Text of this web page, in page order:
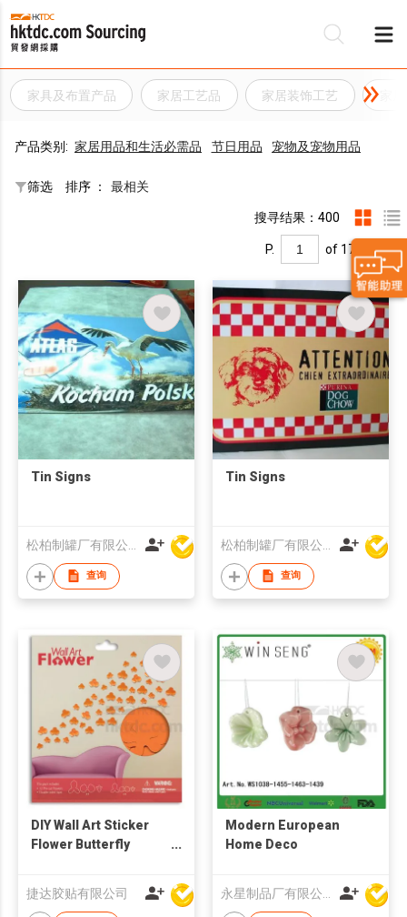
家具及布置产品 家居工艺品 家居装饰工艺
产品类别: 家居用品和生活必需品 节日用品 宠物及宠物用品
筛选 排序 ： 最相关
搜寻结果：400
P. of 17
Tin Signs
查询
Tin Signs
查询
DIY Wall Art Sticker
Flower Butterfly
捷达胶贴有限公司
Modern European
Home Deco